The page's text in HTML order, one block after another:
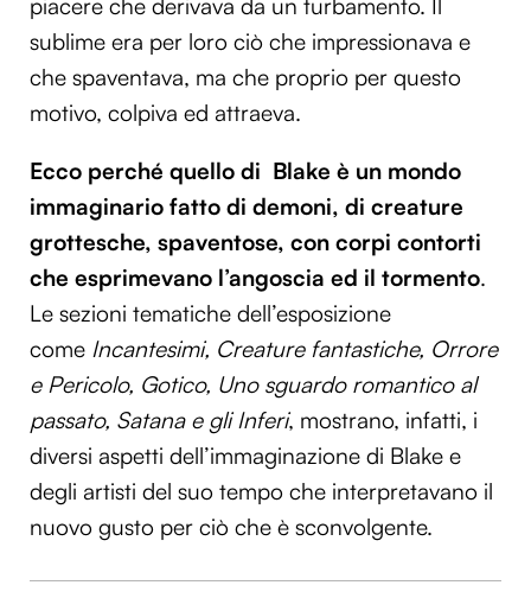
piacere che derivava da un turbamento. Il
sublime era per loro ciò che impressionava e
che spaventava, ma che proprio per questo
motivo, colpiva ed attraeva.
Ecco perché quello di Blake è un mondo
immaginario fatto di demoni, di creature
grottesche, spaventose, con corpi contorti
che esprimevano l’angoscia ed il tormento.
Le sezioni tematiche dell’esposizione
come Incantesimi, Creature fantastiche, Orrore
e Pericolo, Gotico, Uno sguardo romantico al
passato, Satana e gli Inferi, mostrano, infatti, i
diversi aspetti dell’immaginazione di Blake e
degli artisti del suo tempo che interpretavano il
nuovo gusto per ciò che è sconvolgente.